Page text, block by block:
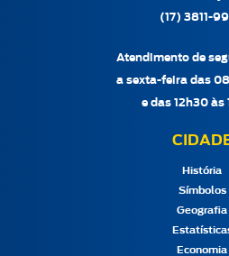
(17) 3811-
Atendimento de
a sexta-feira das
e das 12h30 às
História
Símbolos
Geografia
Economia